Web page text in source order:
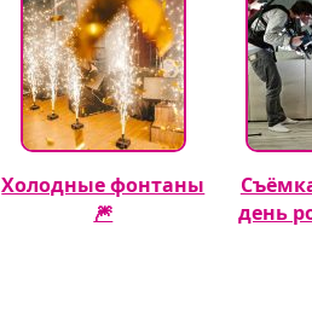
Холодные фонтаны
🎆
день